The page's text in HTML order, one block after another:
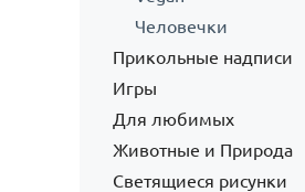
Человечки
Прикольные надписи
Игры
Для любимых
Животные и Природа
Светящиеся рисунки